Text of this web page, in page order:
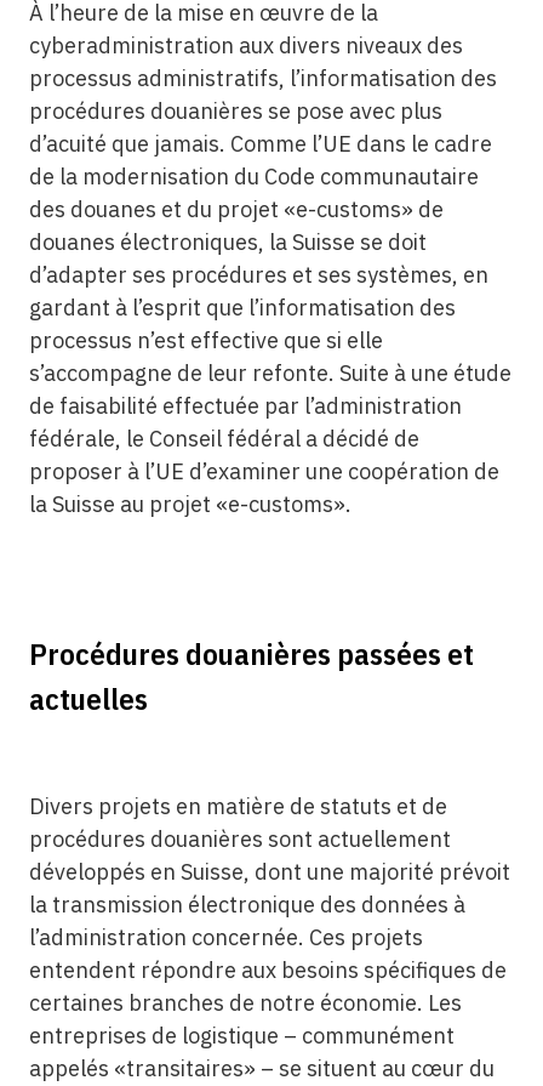
À l’heure de la mise en œuvre de la
cyberadministration aux divers niveaux des
processus administratifs, l’informatisation des
procédures douanières se pose avec plus
d’acuité que jamais. Comme l’UE dans le cadre
de la modernisation du Code communautaire
des douanes et du projet «e-customs» de
douanes électroniques, la Suisse se doit
d’adapter ses procédures et ses systèmes, en
gardant à l’esprit que l’informatisation des
processus n’est effective que si elle
s’accompagne de leur refonte. Suite à une étude
de faisabilité effectuée par l’administration
fédérale, le Conseil fédéral a décidé de
proposer à l’UE d’examiner une coopération de
la Suisse au projet «e-customs».
Procédures douanières passées et
actuelles
Divers projets en matière de statuts et de
procédures douanières sont actuellement
développés en Suisse, dont une majorité prévoit
la transmission électronique des données à
l’administration concernée. Ces projets
entendent répondre aux besoins spécifiques de
certaines branches de notre économie. Les
entreprises de logistique – communément
appelés «transitaires» – se situent au cœur du